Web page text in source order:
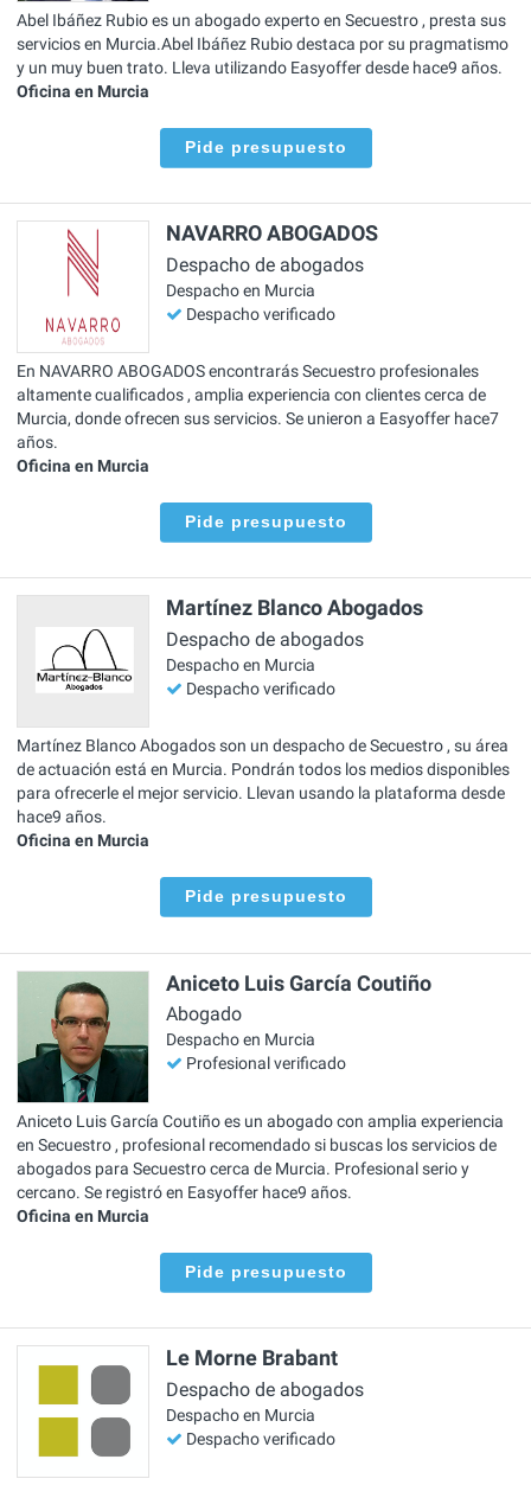
Abel Ibáñez Rubio es un abogado experto en Secuestro , presta sus
servicios en Murcia.Abel Ibáñez Rubio destaca por su pragmatismo
y un muy buen trato. Lleva utilizando Easyoffer desde hace9 años.
Oficina en Murcia
Pide presupuesto
NAVARRO ABOGADOS
Despacho de abogados
Despacho en Murcia
Despacho verificado
En NAVARRO ABOGADOS encontrarás Secuestro profesionales
altamente cualificados , amplia experiencia con clientes cerca de
Murcia, donde ofrecen sus servicios. Se unieron a Easyoffer hace7
años.
Oficina en Murcia
Pide presupuesto
Martínez Blanco Abogados
Despacho de abogados
Despacho en Murcia
Despacho verificado
Martínez Blanco Abogados son un despacho de Secuestro , su área
de actuación está en Murcia. Pondrán todos los medios disponibles
para ofrecerle el mejor servicio. Llevan usando la plataforma desde
hace9 años.
Oficina en Murcia
Pide presupuesto
Aniceto Luis García Coutiño
Abogado
Despacho en Murcia
Profesional verificado
Aniceto Luis García Coutiño es un abogado con amplia experiencia
en Secuestro , profesional recomendado si buscas los servicios de
abogados para Secuestro cerca de Murcia. Profesional serio y
cercano. Se registró en Easyoffer hace9 años.
Oficina en Murcia
Pide presupuesto
Le Morne Brabant
Despacho de abogados
Despacho en Murcia
Despacho verificado